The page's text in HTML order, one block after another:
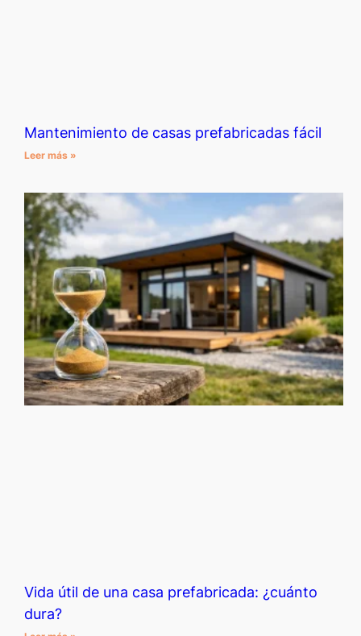
Mantenimiento de casas prefabricadas fácil
Leer más »
Vida útil de una casa prefabricada: ¿cuánto
dura?